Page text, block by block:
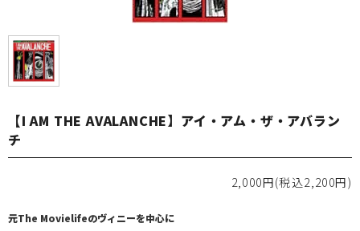
【I AM THE AVALANCHE】アイ・アム・ザ・アバラン
チ
2,000円(税込2,200円)
元The Movielifeのヴィニーを中心に